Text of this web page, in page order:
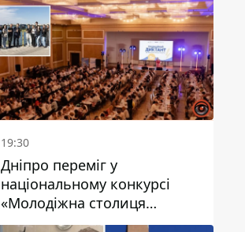
19:30
Дніпро переміг у
національному конкурсі
«Молодіжна столиця
України – 2026»